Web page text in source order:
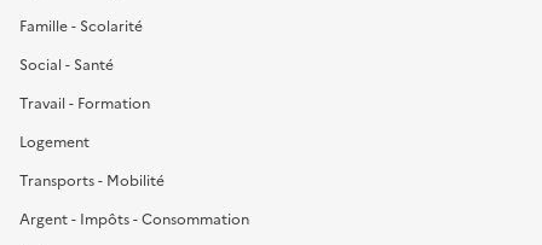
Famille - Scolarité
Social - Santé
Travail - Formation
Logement
Transports - Mobilité
Argent - Impôts - Consommation